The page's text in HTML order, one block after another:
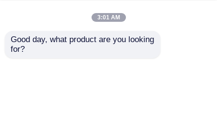
3:01 AM
Good day, what product are you looking
for?